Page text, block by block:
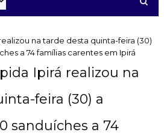
na tarde desta quinta-feira (30)
a 74 famílias carentes em Ipirá
Ipirá realizou na
feira (30) a
sanduíches a 74